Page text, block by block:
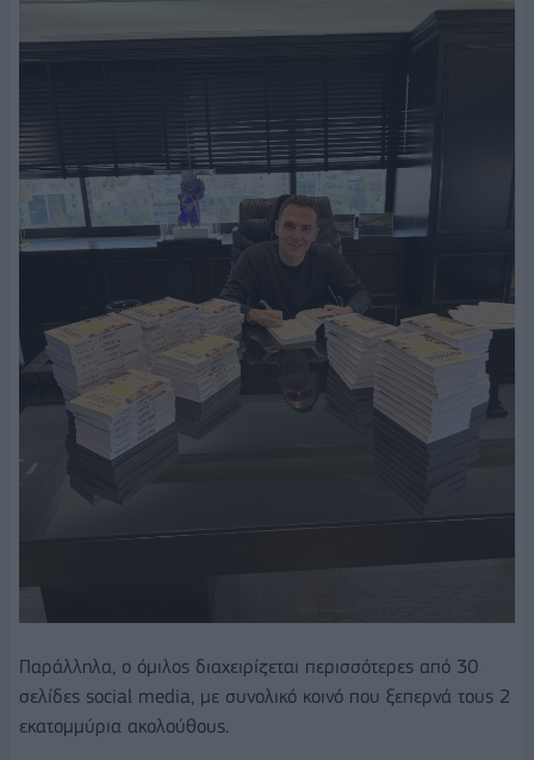
Παράλληλα, ο όμιλος διαχειρίζεται περισσότερες από 30
σελίδες social media, με συνολικό κοινό που ξεπερνά τους 2
εκατομμύρια ακολούθους.